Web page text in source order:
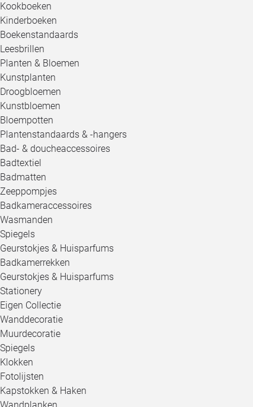
Kookboeken
Kinderboeken
Boekenstandaards
Leesbrillen
Planten & Bloemen
Kunstplanten
Droogbloemen
Kunstbloemen
Bloempotten
Plantenstandaards & -hangers
Bad- & doucheaccessoires
Badtextiel
Badmatten
Zeeppompjes
Badkameraccessoires
Wasmanden
Spiegels
Geurstokjes & Huisparfums
Badkamerrekken
Geurstokjes & Huisparfums
Stationery
Eigen Collectie
Wanddecoratie
Muurdecoratie
Spiegels
Klokken
Fotolijsten
Kapstokken & Haken